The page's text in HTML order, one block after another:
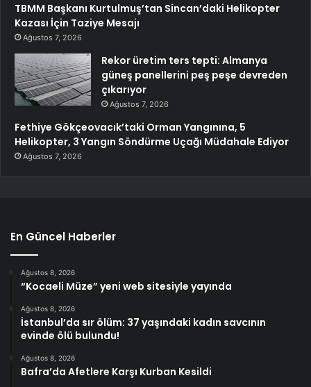
TBMM Başkanı Kurtulmuş’tan Sincan’daki Helikopter
Kazası İçin Taziye Mesajı
Ağustos 7, 2026
Rekor üretim ters tepti: Almanya
güneş panellerini peş peşe devreden
çıkarıyor
Ağustos 7, 2026
Fethiye Gökçeovacık’taki Orman Yangınına, 5
Helikopter, 3 Yangın Söndürme Uçağı Müdahale Ediyor
Ağustos 7, 2026
En Güncel Haberler
Ağustos 8, 2026
“Kocaeli Müze” yeni web sitesiyle yayında
Ağustos 8, 2026
İstanbul’da sır ölüm: 37 yaşındaki kadın savcının
evinde ölü bulundu!
Ağustos 8, 2026
Bafra’da Afetlere Karşı Kurban Kesildi